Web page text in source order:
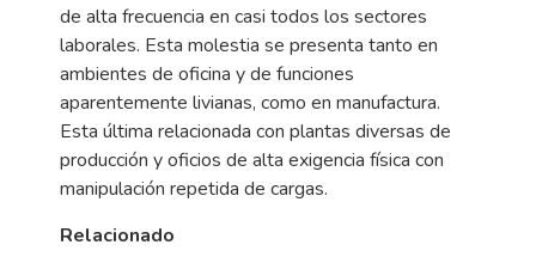
de alta frecuencia en casi todos los sectores
laborales. Esta molestia se presenta tanto en
ambientes de oficina y de funciones
aparentemente livianas, como en manufactura.
Esta última relacionada con plantas diversas de
producción y oficios de alta exigencia física con
manipulación repetida de cargas.
Relacionado